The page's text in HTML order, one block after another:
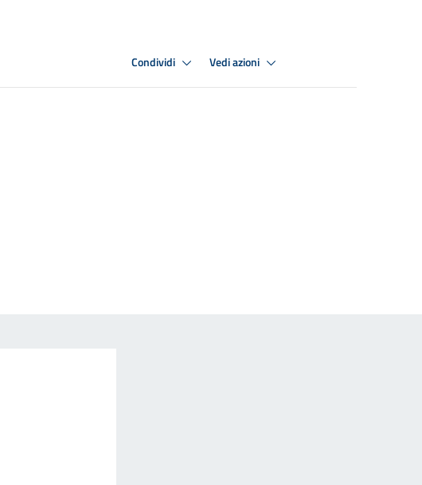
Condividi Vedi azioni